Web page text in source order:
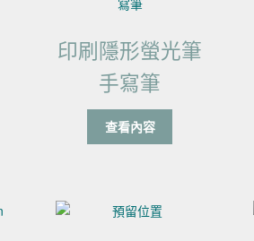
印刷隱形螢光筆
手寫筆
查看內容